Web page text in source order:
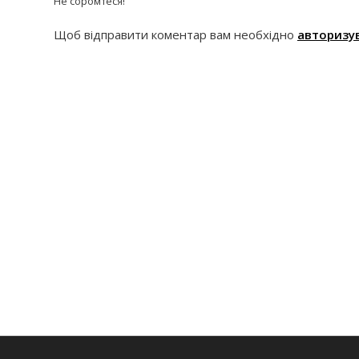
Щоб відправити коментар вам необхідно